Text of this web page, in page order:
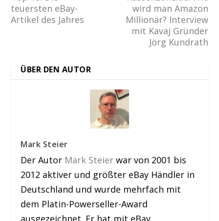
teuersten eBay-
Artikel des Jahres
wird man Amazon
Millionär? Interview
mit Kavaj Gründer
Jörg Kundrath
ÜBER DEN AUTOR
Mark Steier
Der Autor Mark Steier war von 2001 bis
2012 aktiver und größter eBay Händler in
Deutschland und wurde mehrfach mit
dem Platin-Powerseller-Award
ausgezeichnet. Er hat mit eBay